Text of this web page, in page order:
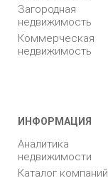
Загородная
недвижимость
Коммерческая
недвижимость
ИНФОРМАЦИЯ
Аналитика
недвижимости
Каталог компаний